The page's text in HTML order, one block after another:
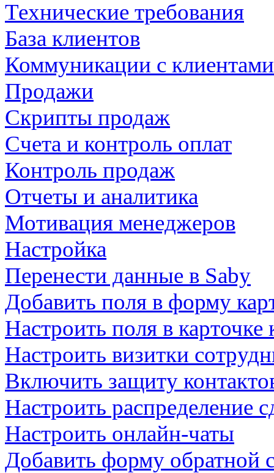
Технические требования
База клиентов
Коммуникации с клиентами
Продажи
Скрипты продаж
Счета и контроль оплат
Контроль продаж
Отчеты и аналитика
Мотивация менеджеров
Настройка
Перенести данные в Saby
Добавить поля в форму
Настроить поля в карточке
Настроить визитки
Включить защиту
Настроить распределение
Настроить онлайн-чаты
Добавить форму обратной